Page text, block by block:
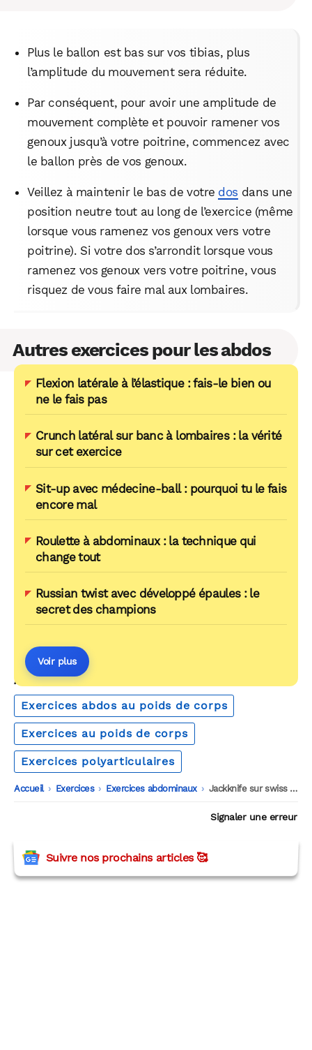
Plus le ballon est bas sur vos tibias, plus
l’amplitude du mouvement sera réduite.
Par conséquent, pour avoir une amplitude de
mouvement complète et pouvoir ramener vos
genoux jusqu’à votre poitrine, commencez avec
le ballon près de vos genoux.
Veillez à maintenir le bas de votre dos dans une
position neutre tout au long de l’exercice (même
lorsque vous ramenez vos genoux vers votre
poitrine). Si votre dos s’arrondit lorsque vous
ramenez vos genoux vers votre poitrine, vous
risquez de vous faire mal aux lombaires.
Autres exercices pour les abdos
Flexion latérale à l’élastique : fais-le bien ou
ne le fais pas
Crunch latéral sur banc à lombaires : la vérité
sur cet exercice
Sit-up avec médecine-ball : pourquoi tu le fais
encore mal
Roulette à abdominaux : la technique qui
change tout
Russian twist avec développé épaules : le
secret des champions
Voir plus
AUTOUR DU MÊME THÈME
Exercices abdos au poids de corps
Exercices au poids de corps
Exercices polyarticulaires
Accueil -
Exercices -
Exercices abdominaux -
Jackknife sur swiss ball
Signaler une erreur
Suivre nos prochains articles 🥰
Telegram Email